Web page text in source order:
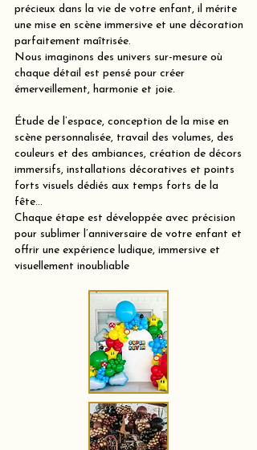
précieux dans la vie de votre enfant, il mérite
une mise en scène immersive et une décoration
parfaitement maîtrisée.
Nous imaginons des univers sur-mesure où
chaque détail est pensé pour créer
émerveillement, harmonie et joie.
Étude de l’espace, conception de la mise en
scène personnalisée, travail des volumes, des
couleurs et des ambiances, création de décors
immersifs, installations décoratives et points
forts visuels dédiés aux temps forts de la
fête…
Chaque étape est développée avec précision
pour sublimer l’anniversaire de votre enfant et
offrir une expérience ludique, immersive et
visuellement inoubliable